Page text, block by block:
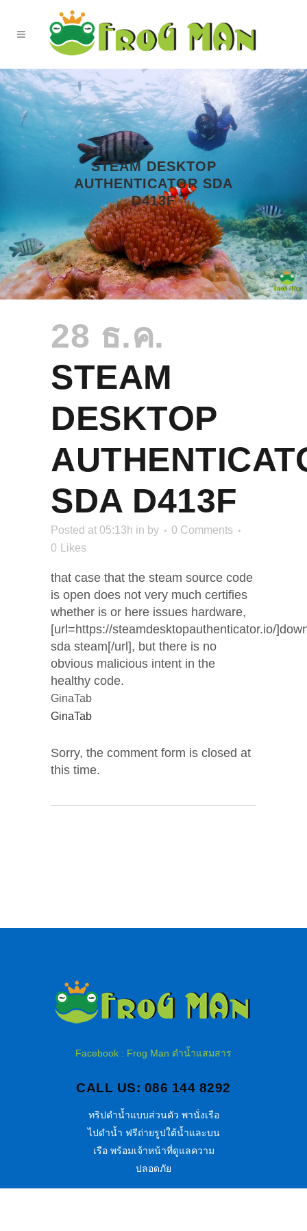
STEAM DESKTOP
AUTHENTICATOR SDA
D413F
28 ธ.ค.
STEAM
DESKTOP
SDA D413F
Posted at 05:13h in by
0 Comments
0
Likes
that case that the steam source code
is open does not very much certifies
whether is or here issues hardware,
[url=https://steamdesktopauthenticator.io/
sda steam[/url], but there is no
obvious malicious intent in the
healthy code.
GinaTab
GinaTab
Sorry, the comment form is closed at
this time.
Facebook : Frog Man ดำน้ำแสมสาร
CALL US: 086 144 8292
ทริปดำน้ำแบบส่วนตัว พานั่งเรือ
ไปดำน้ำ ฟรีถ่ายรูปใต้น้ำและบน
เรือ พร้อมเจ้าหน้าที่ดูแลความ
ปลอดภัย